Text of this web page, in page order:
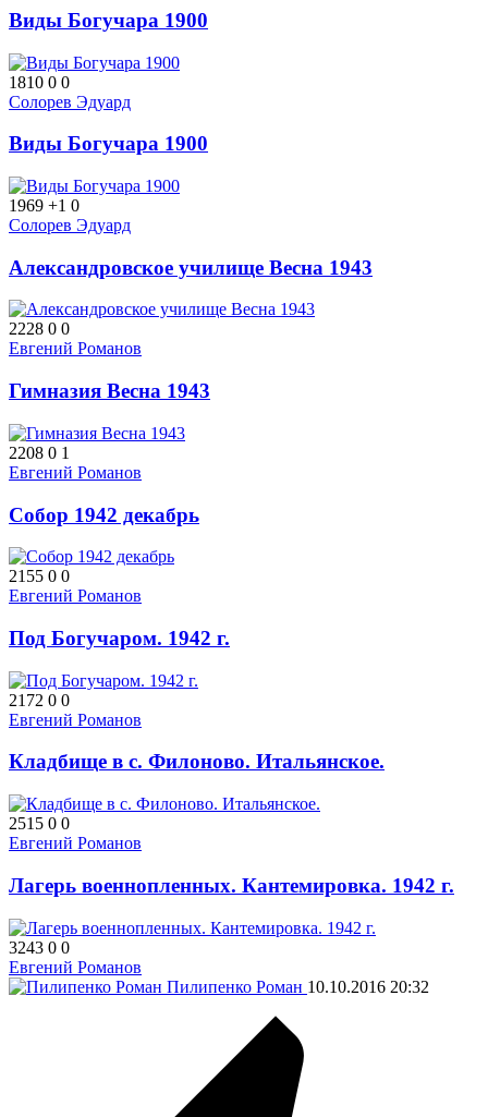
Виды Богучара 1900
1810 0 0
Солорев Эдуард
Виды Богучара 1900
1969 +1 0
Солорев Эдуард
Александровское училище Весна 1943
2228 0 0
Евгений Романов
Гимназия Весна 1943
2208 0 1
Евгений Романов
Собор 1942 декабрь
2155 0 0
Евгений Романов
Под Богучаром. 1942 г.
2172 0 0
Евгений Романов
Кладбище в с. Филоново. Итальянское.
2515 0 0
Евгений Романов
Лагерь военнопленных. Кантемировка. 1942 г.
3243 0 0
Евгений Романов
Пилипенко Роман 10.10.2016 20:32